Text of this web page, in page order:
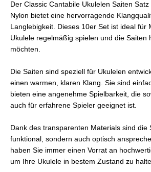
Der Classic Cantabile Ukulelen Saiten
Nylon bietet eine hervorragende
Langlebigkeit. Dieses 10er Set ist ideal für
Ukulele regelmäßig spielen und die Saiten
möchten.
Die Saiten sind speziell für Ukulelen
einen warmen, klaren Klang. Sie sind
bieten eine angenehme Spielbarkeit, die
auch für erfahrene Spieler geeignet ist.
Dank des transparenten Materials sind die
funktional, sondern auch optisch
haben Sie immer einen Vorrat an
um Ihre Ukulele in bestem Zustand zu